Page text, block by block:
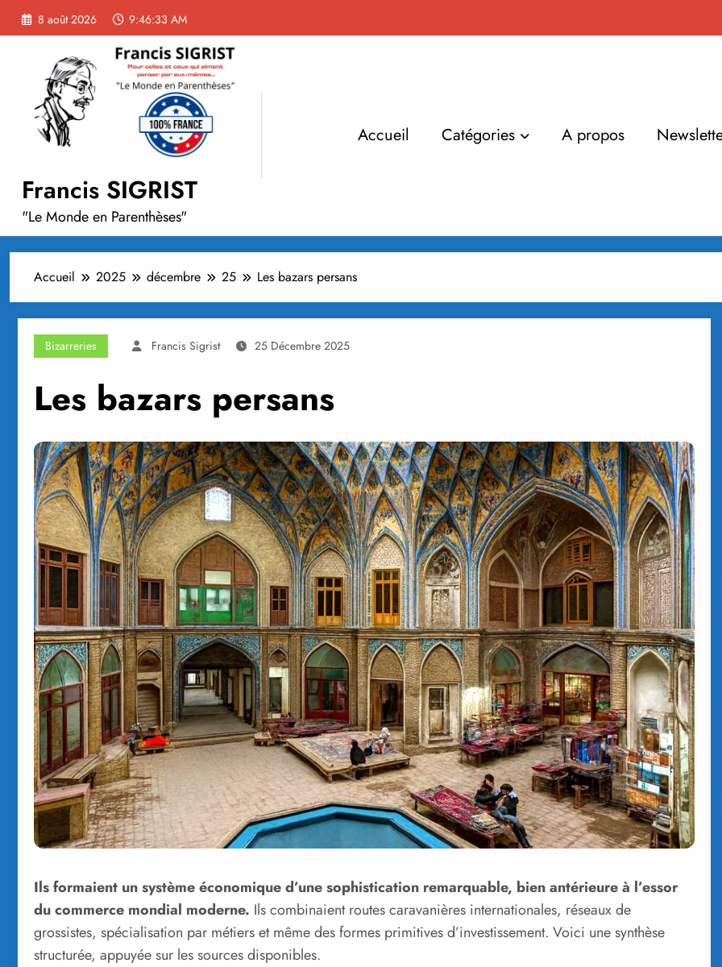
Aller
8 août 2026 9:46:35 AM
Francis SIGRIST
"Le Monde en Parenthèses"
Accueil Catégories A propos
Accueil 2025 décembre 25 Les bazars persans
Bizarreries Francis Sigrist 25 Décembre 2025
Les bazars persans
Ils formaient un système économique d’une sophistication remarquable, bien antérieure à l’essor
du commerce mondial moderne. Ils combinaient routes caravanières internationales, réseaux de
grossistes, spécialisation par métiers et même des formes primitives d’investissement. Voici une synthèse
structurée, appuyée sur les sources disponibles.